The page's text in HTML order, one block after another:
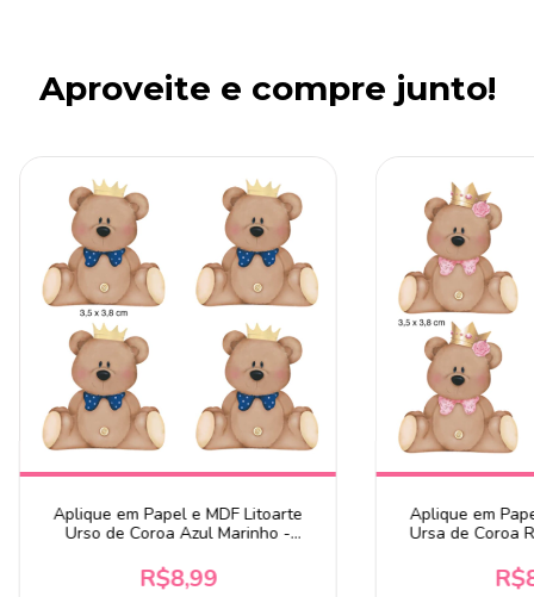
Aproveite e compre junto!
Aplique em Papel e MDF Litoarte
Urso de Coroa Azul Marinho -
R$8,99
Aplique em
Ursa de Coroa